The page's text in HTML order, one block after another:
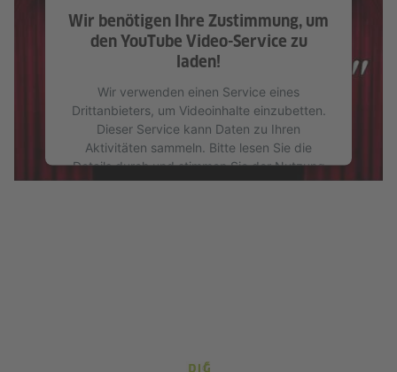
Wir benötigen Ihre Zustimmung, um
den YouTube Video-Service zu
laden!
Wir verwenden einen Service eines
Drittanbieters, um Videoinhalte einzubetten.
Dieser Service kann Daten zu Ihren
Aktivitäten sammeln. Bitte lesen Sie die
Details durch und stimmen Sie der Nutzung
des Service zu, um dieses Video anzusehen.